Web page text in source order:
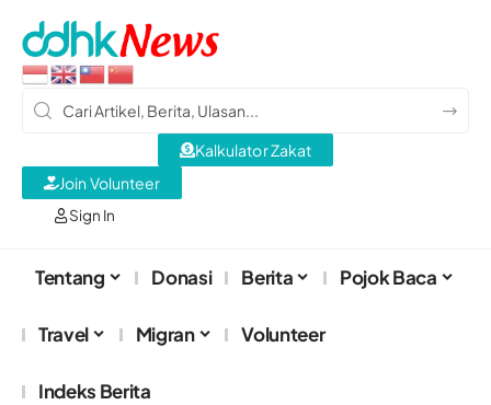
Sign In
Kalkulator Zakat
Join Volunteer
Tentang Donasi Berita Pojok Baca
Travel Migran Volunteer
Indeks Berita